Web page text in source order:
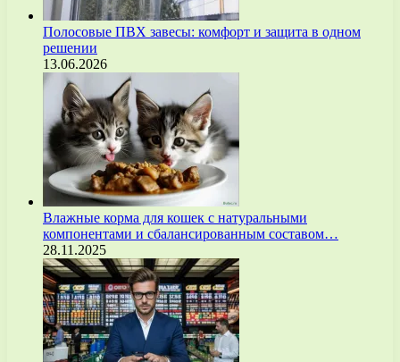
Полосовые ПВХ завесы: комфорт и защита в одном
решении
13.06.2026
Влажные корма для кошек с натуральными
компонентами и сбалансированным составом…
28.11.2025